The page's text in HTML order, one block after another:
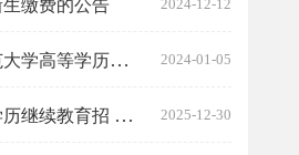
生缴费的公告 2024-12-12
关于湖南师范大学高等学历继续教育招生的郑重声明 2024-01-05
2025年高等学历继续教育招 生录取名单公示 2025-12-30